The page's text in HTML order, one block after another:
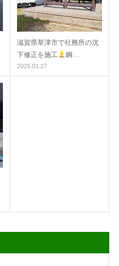
滋賀県草津市で社務所の沈
下修正を施工
鋼…
2025.01.27